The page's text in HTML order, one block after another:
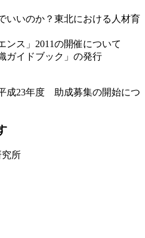
いいのか？東北における人材育
ンス」2011の開催について
ガイドブック」の発行
成23年度 助成募集の開始につ
所